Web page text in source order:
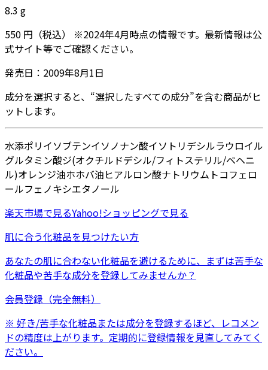
8.3 g
550 円 （税込） ※2024年4月時点の情報です。最新情報は公
式サイト等でご確認ください。
発売日： 2009年8月1日
成分を選択すると、“選択したすべての成分”を含む商品がヒ
ットします。
水添ポリイソブテンイソノナン酸イソトリデシルラウロイル
グルタミン酸ジ(オクチルドデシル/フィトステリル/ベヘニ
ル)オレンジ油ホホバ油ヒアルロン酸ナトリウム トコフェロ
ールフェノキシエタノール
楽天市場で見るYahoo!ショッピングで見る
肌に合う化粧品を見つけたい方
あなたの肌に合わない化粧品を避けるために、まずは苦手な
化粧品や苦手な成分を登録してみませんか？
会員登録（完全無料）
※ 好き/苦手な化粧品または成分を登録するほど、レコメン
ドの精度は上がります。定期的に登録情報を見直してみてく
ださい。